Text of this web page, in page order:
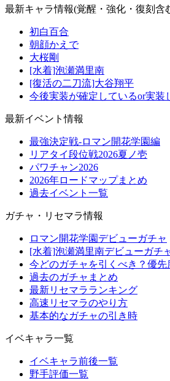
最新キャラ情報(覚醒・強化・復刻含
初白百合
朝顔かえで
大桜剛
[水着]泡瀬満里南
[復活の二刀流]大谷翔平
今後実装が確定しているor実装
最新イベント情報
最強決定戦-ロマン開花学園編
リアタイ段位戦2026夏ノ壱
パワチャン2026
2026年ロードマップまとめ
過去イベント一覧
ガチャ・リセマラ情報
ロマン開花学園デビューガチャ
[水着]泡瀬満里南デビューガチ
今どのガチャを引くべき？優先
過去のガチャまとめ
最新リセマラランキング
高速リセマラのやり方
基本的なガチャの引き時
イベキャラ一覧
イベキャラ前後一覧
野手評価一覧